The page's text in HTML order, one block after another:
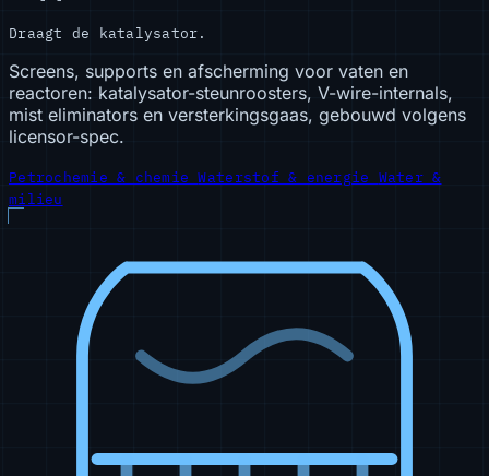
Draagt de katalysator.
Screens, supports en afscherming voor vaten en
reactoren: katalysator-steunroosters, V-wire-internals,
mist eliminators en versterkingsgaas, gebouwd volgens
licensor-spec.
Petrochemie & chemieWaterstof & energie Water &
milieu